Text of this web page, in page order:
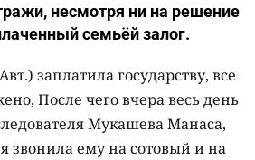
несмотря ни на решение
семьёй залог.
заплатила государству, все
После чего вчера весь день
Мукашева Манаса,
звонила ему на сотовый и на